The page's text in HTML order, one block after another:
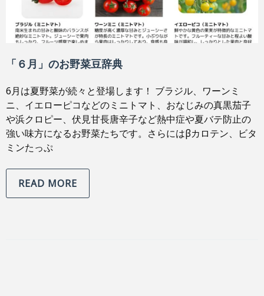
「６月」のお野菜豆辞典
6月は夏野菜が続々と登場します！ ブラジル、ワーンミ
ニ、イエローピコなどのミニトマト、おなじみの真黒茄子
や浜クロピー、伏見甘長唐辛子など熱中症や夏バテ防止の
強い味方になるお野菜たちです。さらにはβカロテン、ビタ
ミンたっぷ
READ MORE